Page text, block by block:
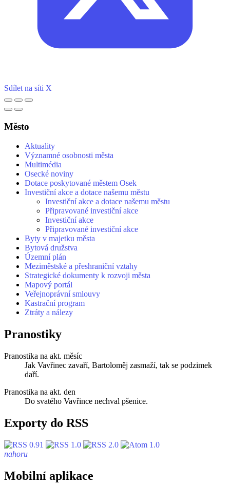
Sdílet na síti X
Město
Aktuality
Významné osobnosti města
Multimédia
Osecké noviny
Dotace poskytované městem Osek
Investiční akce a dotace našemu městu
Investiční akce a dotace našemu městu
Připravované investiční akce
Investiční akce
Připravované investiční akce
Byty v majetku města
Bytová družstva
Územní plán
Meziměstské a přeshraniční vztahy
Strategické dokumenty k rozvoji města
Mapový portál
Veřejnoprávní smlouvy
Kastrační program
Ztráty a nálezy
Pranostiky
Pranostika na akt. měsíc
Jak Vavřinec zavaří, Bartoloměj zasmaží, tak se podzimek
daří.
Pranostika na akt. den
Do svatého Vavřince nechval pšenice.
Exporty do RSS
nahoru
Mobilní aplikace